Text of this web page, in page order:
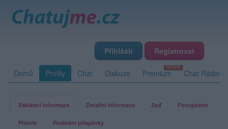
Přihlásit Registrovat
Domů Profily Chat Diskuze Premium Chat Rádio
Základní informace Detailní informace Zeď Fotogalerie
Přátelé Poslední příspěvky